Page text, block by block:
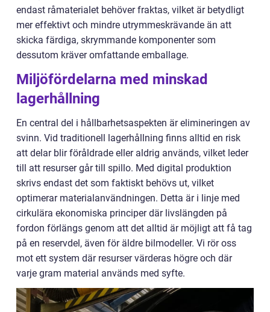
endast råmaterialet behöver fraktas, vilket är betydligt
mer effektivt och mindre utrymmeskrävande än att
skicka färdiga, skrymmande komponenter som
dessutom kräver omfattande emballage.
Miljöfördelarna med minskad
lagerhållning
En central del i hållbarhetsaspekten är elimineringen av
svinn. Vid traditionell lagerhållning finns alltid en risk
att delar blir föråldrade eller aldrig används, vilket leder
till att resurser går till spillo. Med digital produktion
skrivs endast det som faktiskt behövs ut, vilket
optimerar materialanvändningen. Detta är i linje med
cirkulära ekonomiska principer där livslängden på
fordon förlängs genom att det alltid är möjligt att få tag
på en reservdel, även för äldre bilmodeller. Vi rör oss
mot ett system där resurser värderas högre och där
varje gram material används med syfte.